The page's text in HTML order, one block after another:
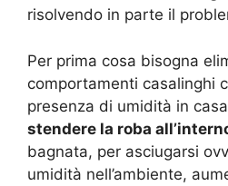
risolvendo in parte il
Per prima cosa bisogna
comportamenti casalinghi
presenza di umidità in
stendere la roba
bagnata, per asciugarsi
umidità nell’ambiente,